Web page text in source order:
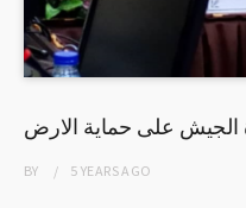
الجيش على حماية الارض
BY 5 YEARSAGO